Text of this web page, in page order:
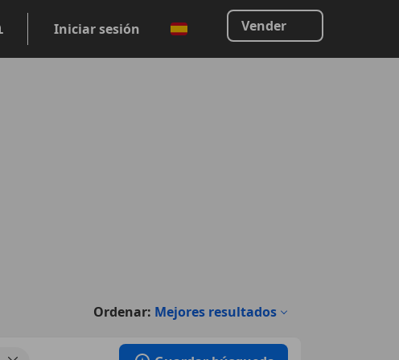
Iniciar sesión Vender
Ordenar: Mejores resultados